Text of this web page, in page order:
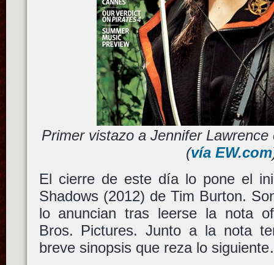
Primer vistazo a Jennifer
(vía EW.com
El cierre de este día lo pone el
Shadows (2012) de Tim Burton.
lo anuncian tras leerse la nota
Bros. Pictures. Junto a la nota
breve sinopsis que reza lo